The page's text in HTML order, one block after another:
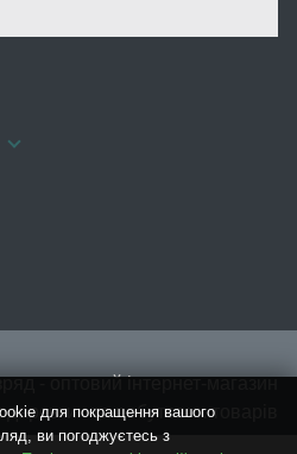
- оптовий інтернет-магазин
та побутових товарів
для покращення вашого
ви погоджуєтесь з